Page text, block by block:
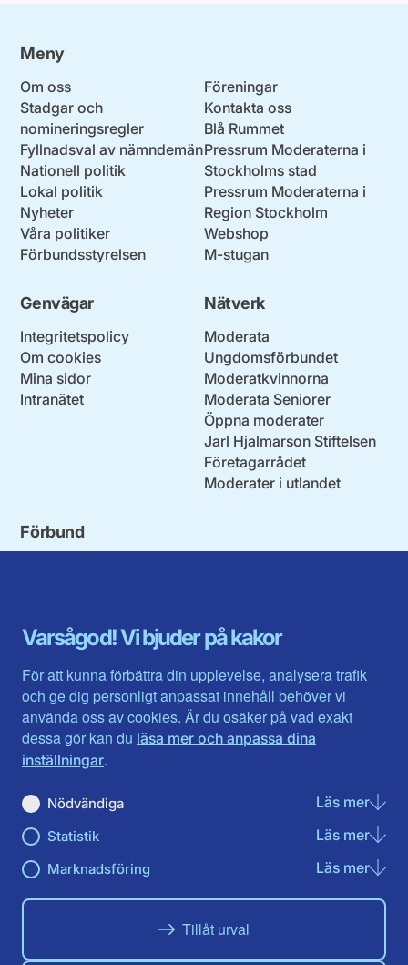
Varsågod! Vi bjuder på kakor
För att kunna förbättra din upplevelse, analysera trafik
och ge dig personligt anpassat innehåll behöver vi
använda oss av cookies. Är du osäker på vad exakt
dessa gör kan du läsa mer och anpassa dina
inställningar.
Nödvändiga Läs merom
Statistik Läs merom
Marknadsföring Läs merom
Tillåt urval
Meny
Om oss
Stadgar och
nomineringsregler
Fyllnadsval av nämndemän
Nationell politik
Lokal politik
Nyheter
Våra politiker
Förbundsstyrelsen
Föreningar
Kontakta oss
Blå Rummet
Pressrum Moderaterna i
Stockholms stad
Pressrum Moderaterna i
Region Stockholm
Webshop
M-stugan
Genvägar
Integritetspolicy
Om cookies
Mina sidor
Intranätet
Nätverk
Moderata
Ungdomsförbundet
Moderatkvinnorna
Moderata Seniorer
Öppna moderater
Jarl Hjalmarson Stiftelsen
Företagarrådet
Moderater i utlandet
Förbund
Gävleborg
Halland
Jämtlands län
Jönköpings län
Kalmar län
Kronobergs län
Norrbotten
Skåne län
Värmlands län
Västerbotten
Västra Götaland
Västernorrland
Västmanland
Örebro län
Östergötland
Du hittar oss här på sociala medier
Facebook
Instagram